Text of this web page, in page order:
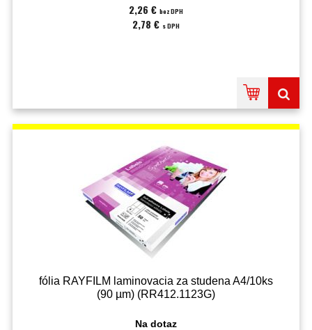
2,26 € bez DPH
2,78 € s DPH
fólia RAYFILM laminovacia za studena A4/10ks
(90 µm) (RR412.1123G)
Na dotaz